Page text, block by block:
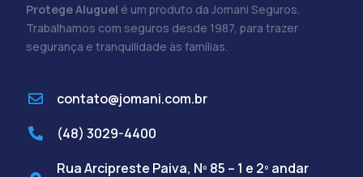
Protege Aluguel é um produto da Jomani Seguros.
Trabalhamos com seguros desde 1987, para trazer
segurança e tranquilidade às famílias.
contato@jomani.com.br
(48) 3029-4400
Rua Arcipreste Paiva, Nº 85 – 1 e 2º andar